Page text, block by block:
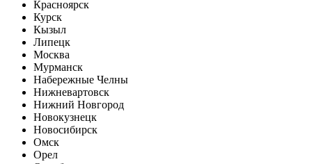
Красноярск
Курск
Кызыл
Липецк
Москва
Мурманск
Набережные Челны
Нижневартовск
Нижний Новгород
Новокузнецк
Новосибирск
Омск
Орел